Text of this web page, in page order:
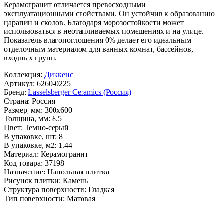
Керамогранит отличается превосходными
эксплуатационными свойствами. Он устойчив к образованию
царапин и сколов. Благодаря морозостойкости может
использоваться в неотапливаемых помещениях и на улице.
Показатель влагопоглощения 0% делает его идеальным
отделочным материалом для ванных комнат, бассейнов,
входных групп.
Коллекция: Диккенс
Артикул: 6260-0225
Бренд: Lasselsberger Ceramics (Россия)
Страна: Россия
Размер, мм: 300x600
Толщина, мм: 8.5
Цвет: Темно-серый
В упаковке, шт: 8
В упаковке, м2: 1.44
Материал: Керамогранит
Код товара: 37198
Назначение: Напольная плитка
Рисунок плитки: Камень
Структура поверхности: Гладкая
Тип поверхности: Матовая